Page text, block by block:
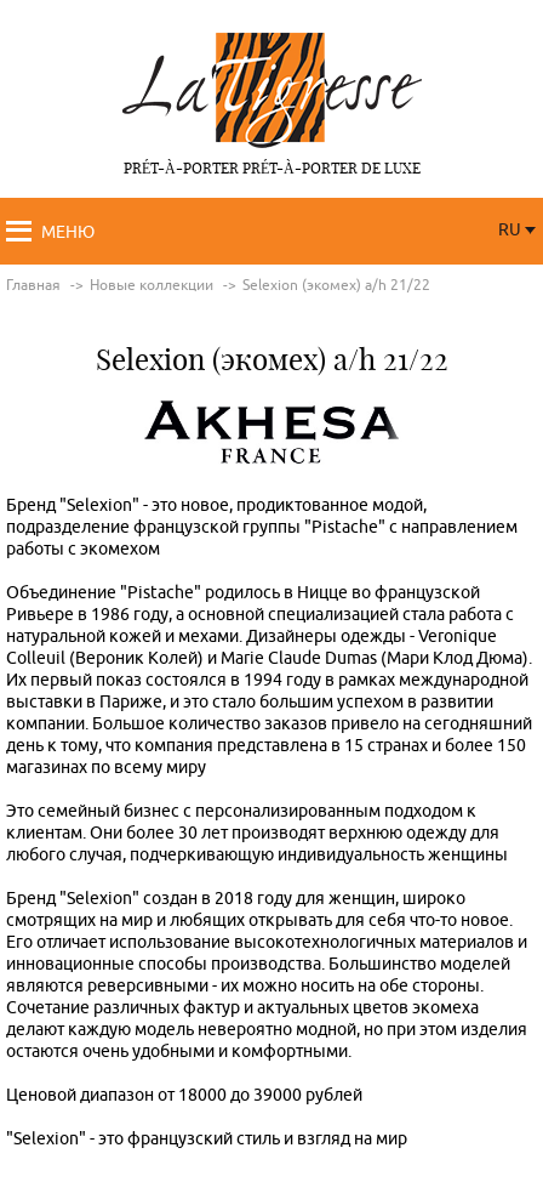
PRÉT-À-PORTER PRÉT-À-PORTER DE LUXE
МЕНЮ
RU
Главная Новые коллекции Selexion (экомех) a/h 21/22
Selexion (экомех) a/h 21/22
Бренд "Selexion" - это новое, продиктованное модой,
подразделение французской группы "Pistache" с направлением
работы с экомехом
Объединение "Pistache" родилось в Ницце во французской
Ривьере в 1986 году, а основной специализацией стала работа с
натуральной кожей и мехами. Дизайнеры одежды - Veronique
Colleuil (Вероник Колей) и Marie Claude Dumas (Мари Клод Дюма).
Их первый показ состоялся в 1994 году в рамках международной
выставки в Париже, и это стало большим успехом в развитии
компании. Большое количество заказов привело на сегодняшний
день к тому, что компания представлена в 15 странах и более 150
магазинах по всему миру
Это семейный бизнес с персонализированным подходом к
клиентам. Они более 30 лет производят верхнюю одежду для
любого случая, подчеркивающую индивидуальность женщины
Бренд "Selexion" создан в 2018 году для женщин, широко
смотрящих на мир и любящих открывать для себя что-то новое.
Его отличает использование высокотехнологичных материалов и
инновационные способы производства. Большинство моделей
являются реверсивными - их можно носить на обе стороны.
Сочетание различных фактур и актуальных цветов экомеха
делают каждую модель невероятно модной, но при этом изделия
остаются очень удобными и комфортными.
Ценовой диапазон от 18000 до 39000 рублей
"Selexion" - это французский стиль и взгляд на мир